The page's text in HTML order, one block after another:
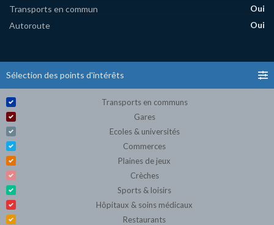
Transports en commun
Oui
Autoroute
Oui
Sélection des points d'intérêts
Transports en communs
Gares
Ecoles & universités
Commerces
Plaines de jeux
Crèches
Sports & loisirs
Hôpitaux & soins médicaux
Restaurants